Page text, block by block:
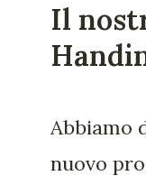
Il
Abbiamo
nuovo